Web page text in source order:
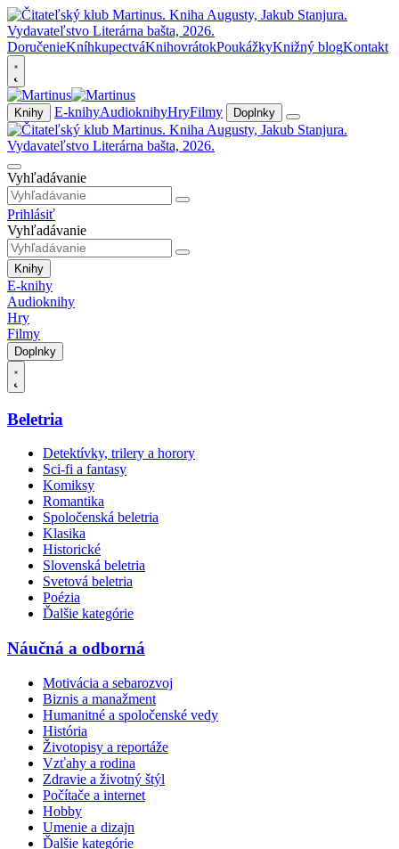
DoručenieKníhkupectváKnihovrátokPoukážkyKnižný blogKontakt
Knihy E-knihyAudioknihyHryFilmy Doplnky
Vyhľadávanie
Prihlásiť
Vyhľadávanie
Knihy
E-knihy
Audioknihy
Hry
Filmy
Doplnky
Beletria
Detektívky, trilery a horory
Sci-fi a fantasy
Komiksy
Romantika
Spoločenská beletria
Klasika
Historické
Slovenská beletria
Svetová beletria
Poézia
Ďalšie kategórie
Náučná a odborná
Motivácia a sebarozvoj
Biznis a manažment
Humanitné a spoločenské vedy
História
Životopisy a reportáže
Vzťahy a rodina
Zdravie a životný štýl
Počítače a internet
Hobby
Umenie a dizajn
Ďalšie kategórie